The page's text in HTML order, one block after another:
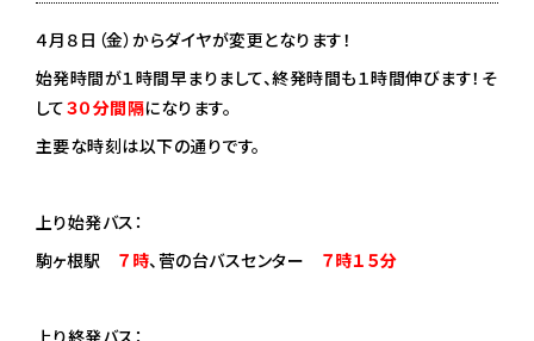
４月８日（金）からダイヤが変更となります！
始発時間が１時間早まりまして、終発時間も１時間伸びます！そ
して３０分間隔になります。
主要な時刻は以下の通りです。
上り始発バス：
駒ヶ根駅 ７時、菅の台バスセンター ７時１５分